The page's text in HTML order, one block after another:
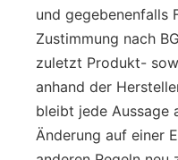
und gegebenenfalls
Zustimmung nach
zuletzt Produkt-
anhand der
bleibt jede Aussage
Änderung auf einer